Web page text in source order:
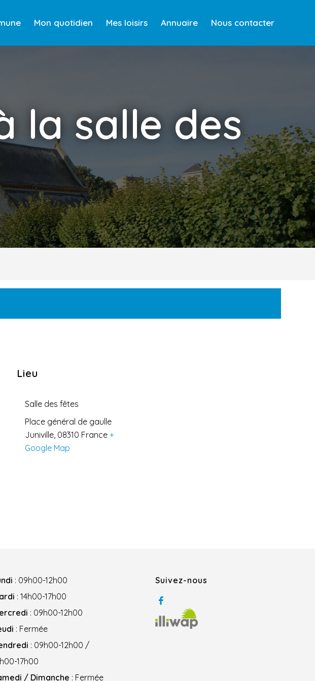
Mon quotidien Mes loisirs Annuaire Nous contacter
la salle des
Lieu
Salle des fêtes
Place général de gaulle
Juniville, 08310 France +
Google Map
: 09h00-12h00
: 14h00-17h00
: 09h00-12h00
: Fermée
: 09h00-12h00 /
17h00
/ Dimanche : Fermée
Suivez-nous